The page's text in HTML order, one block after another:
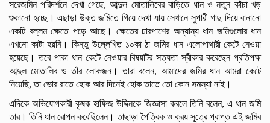
সরেজমিন পরিদর্শনে দেখা গেছে, আব্দুল মোতালিবের বাড়িতে ধান ও নতুন কাঁচা খড়
শুকানো হচ্ছে। এছাড়া উক্ত জমিতে গিয়ে দেখা যায় সেখানে সুপারী গাছ দিয়ে বানানো
একটি বল্লম ক্ষেতে পড়ে আছে। ক্ষেতের চারপাশের অন্যান্য ধান জমিগুলোর ধান
এখনো কাটা হয়নি। কিন্তু উল্লেখিত ১০কা ঠা জমির ধান এলোপাথারী কেটে নেওয়া
হয়েছে। তবে পাকা ধান কেটে নেওয়ার বিষয়টির সত্যতা স্বীকার করেছেন প্রতিপক্ষ
আব্দুল মোতালিব ও তাঁর লোকজন। তারা বলেন, আমাদের জমির ধান আমরা কেটে
নিয়েছি, তা ভোর রাতে হোক আর দিনেই হোক তাতে তো কোন সমস্যা নাই।
এদিকে অভিযোগকারী কৃষক হাফিজ উদ্দিনকে জিজ্ঞাসা করলে তিনি বলেন, এ ধান জমি
তার। তিনি ধান রোপন করেছিলেন। তাছাড়া পৈত্রিক ও ক্রয় সূত্রে প্রাপ্ত এই জমির